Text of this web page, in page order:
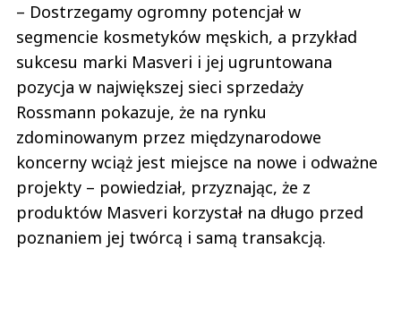
–​ Dostrzegamy ogromny potencjał w
segmencie kosmetyków męskich, a przykład
sukcesu marki Masveri i jej ugruntowana
pozycja w największej sieci sprzedaży
Rossmann pokazuje, że na rynku
zdominowanym przez międzynarodowe
koncerny wciąż jest miejsce na nowe i odważne
projekty – powiedział, przyznając, że z
produktów Masveri korzystał na długo przed
poznaniem jej twórcą i samą transakcją.